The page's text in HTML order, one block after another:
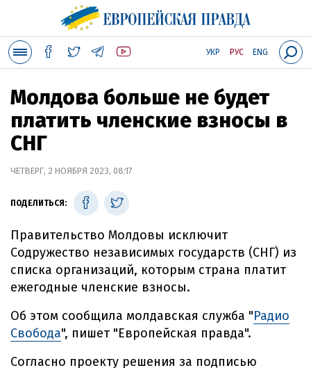
УКР РУС ENG
Молдова больше не будет
платить членские взносы в
СНГ
ЧЕТВЕРГ, 2 НОЯБРЯ 2023, 08:17
ПОДЕЛИТЬСЯ:
Правительство Молдовы исключит
Содружество независимых государств (СНГ) из
списка организаций, которым страна платит
ежегодные членские взносы.
Об этом сообщила молдавская служба "Радио
Свобода", пишет "Европейская правда".
Согласно проекту решения за подписью